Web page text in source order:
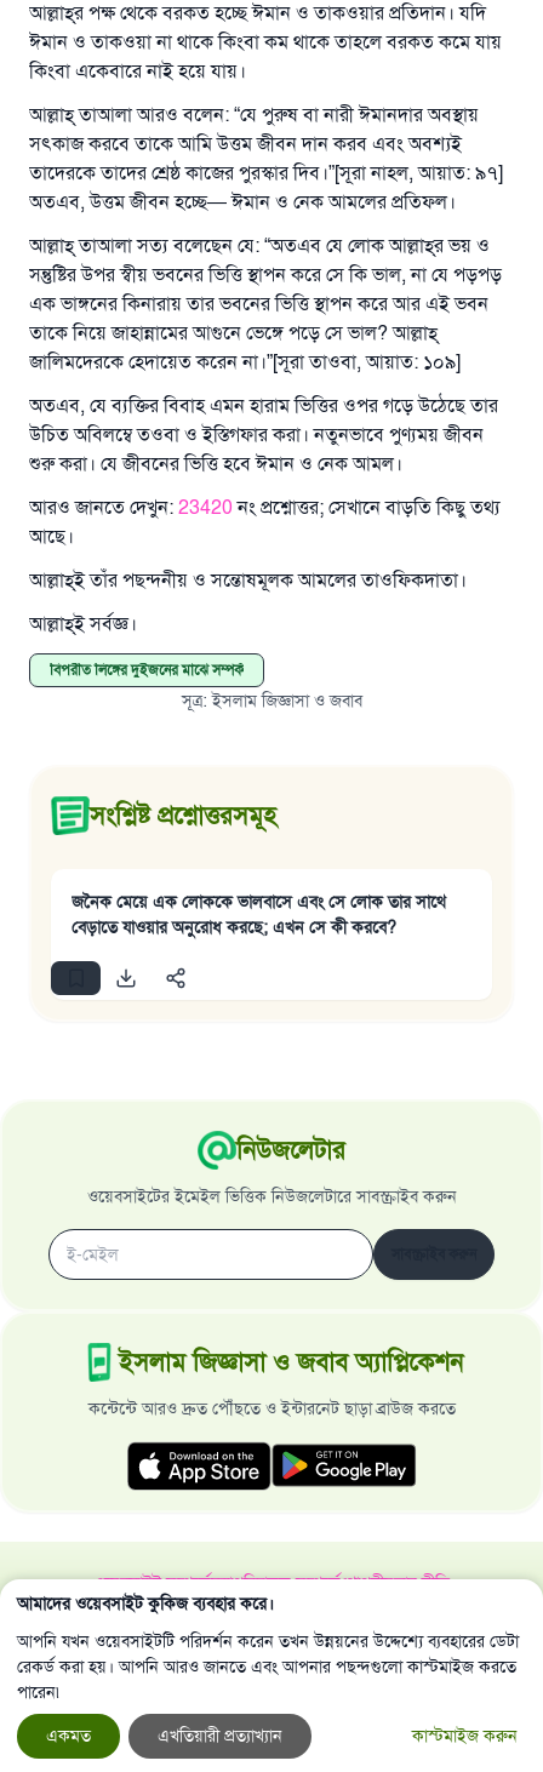
আল্লাহ্‌র পক্ষ থেকে বরকত হচ্ছে ঈমান ও তাকওয়ার প্রতিদান। যদি
ঈমান ও তাকওয়া না থাকে কিংবা কম থাকে তাহলে বরকত কমে যায়
কিংবা একেবারে নাই হয়ে যায়।
আল্লাহ্‌ তাআলা আরও বলেন: “যে পুরুষ বা নারী ঈমানদার অবস্থায়
সৎকাজ করবে তাকে আমি উত্তম জীবন দান করব এবং অবশ্যই
তাদেরকে তাদের শ্রেষ্ঠ কাজের পুরস্কার দিব।”[সূরা নাহল, আয়াত: ৯৭]
অতএব, উত্তম জীবন হচ্ছে— ঈমান ও নেক আমলের প্রতিফল।
আল্লাহ্‌ তাআলা সত্য বলেছেন যে: “অতএব যে লোক আল্লাহ্‌র ভয় ও
সন্তুষ্টির উপর স্বীয় ভবনের ভিত্তি স্থাপন করে সে কি ভাল, না যে পড়পড়
এক ভাঙ্গনের কিনারায় তার ভবনের ভিত্তি স্থাপন করে আর এই ভবন
তাকে নিয়ে জাহান্নামের আগুনে ভেঙ্গে পড়ে সে ভাল? আল্লাহ্‌
জালিমদেরকে হেদায়েত করেন না।”[সূরা তাওবা, আয়াত: ১০৯]
অতএব, যে ব্যক্তির বিবাহ এমন হারাম ভিত্তির ওপর গড়ে উঠেছে তার
উচিত অবিলম্বে তওবা ও ইস্তিগফার করা। নতুনভাবে পুণ্যময় জীবন
শুরু করা। যে জীবনের ভিত্তি হবে ঈমান ও নেক আমল।
আরও জানতে দেখুন: 23420 নং প্রশ্নোত্তর; সেখানে বাড়তি কিছু তথ্য
আছে।
আল্লাহ্‌ই তাঁর পছন্দনীয় ও সন্তোষমূলক আমলের তাওফিকদাতা।
আল্লাহ্‌ই সর্বজ্ঞ।
বিপরীত লিঙ্গের দুইজনের মাঝে সম্পর্ক
সূত্র:ইসলাম জিজ্ঞাসা ও জবাব
সংশ্লিষ্ট প্রশ্নোত্তরসমূহ
জনৈক মেয়ে এক লোককে ভালবাসে এবং সে লোক তার সাথে
বেড়াতে যাওয়ার অনুরোধ করছে; এখন সে কী করবে?
নিউজলেটার
ওয়েবসাইটের ইমেইল ভিত্তিক নিউজলেটারে সাবস্ক্রাইব করুন
ইসলাম জিজ্ঞাসা ও জবাব অ্যাপ্লিকেশন
কন্টেন্টে আরও দ্রুত পৌঁছতে ও ইন্টারনেট ছাড়া ব্রাউজ করতে
ওয়েবসাইট সম্পর্কেমহাপরিচালক সম্পর্কেগোপনীয়তার নীতি
সর্বস্বত্ব ইসলাম জিজ্ঞাসা ও জবাব ওয়েবসাইট কর্তৃক সংরক্ষিত 1997-2025 ©
আমাদের ওয়েবসাইট কুকিজ ব্যবহার করে।
আপনি যখন ওয়েবসাইটটি পরিদর্শন করেন তখন উন্নয়নের উদ্দেশ্যে ব্যবহারের ডেটা
রেকর্ড করা হয়। আপনি আরও জানতে এবং আপনার পছন্দগুলো কাস্টমাইজ করতে
পারেন৷
কাস্টমাইজ করুন
এখতিয়ারী প্রত্যাখ্যান
একমত